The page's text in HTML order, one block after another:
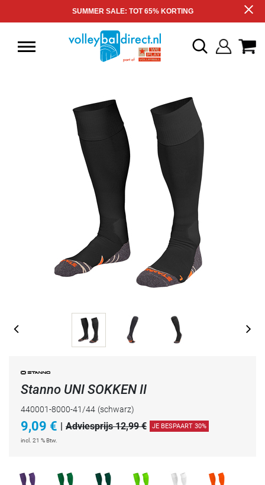
SUMMER SALE: TOT 65% KORTING
Stanno UNI SOKKEN II
440001-8000-41/44 (schwarz)
9,09 € | Adviesprijs 12,99 € JE BESPAART 30%
incl. 21 % Btw.